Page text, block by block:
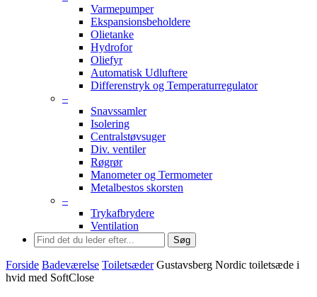
Varmepumper
Ekspansionsbeholdere
Olietanke
Hydrofor
Oliefyr
Automatisk Udluftere
Differenstryk og Temperaturregulator
–
Snavssamler
Isolering
Centralstøvsuger
Div. ventiler
Røgrør
Manometer og Termometer
Metalbestos skorsten
–
Trykafbrydere
Ventilation
Søg
Forside Badeværelse Toiletsæder Gustavsberg Nordic toiletsæde i
hvid med SoftClose